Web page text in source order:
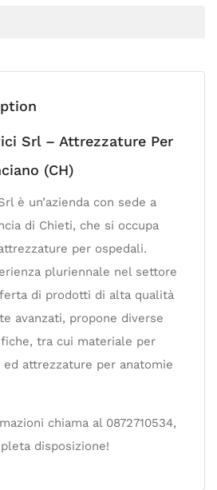
Srl – Attrezzature Per
(CH)
è un’azienda con sede a
di Chieti, che si occupa
per ospedali.
pluriennale nel settore
di prodotti di alta qualità
avanzati, propone diverse
tra cui materiale per
attrezzature per anatomie
chiama al 0872710534,
disposizione!